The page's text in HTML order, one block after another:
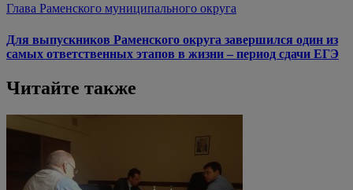
Глава Раменского муниципального округа
Для выпускников Раменского округа завершился один из
самых ответственных этапов в жизни – период сдачи ЕГЭ
Читайте также